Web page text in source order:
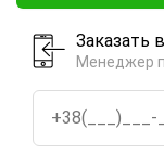
Заказать
Менеджер